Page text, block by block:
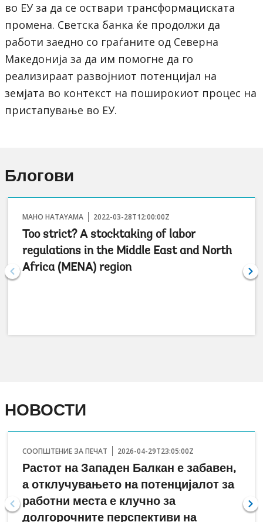
во ЕУ за да се оствари трансформациската
промена. Светска банка ќе продолжи да
работи заедно со граѓаните од Северна
Македонија за да им помогне да го
реализираат развојниот потенцијал на
земјата во контекст на поширокиот процес на
пристапување во ЕУ.
Блогови
MAHO HATAYAMA 2022-03-28T12:00:00Z
Too strict? A stocktaking of labor
regulations in the Middle East and North
Africa (MENA) region
НОВОСТИ
СООПШТЕНИЕ ЗА ПЕЧАТ 2026-04-29T23:05:00Z
Растот на Западен Балкан е забавен,
а отклучувањето на потенцијалот за
работни места е клучно за
долгорочните перспективи на